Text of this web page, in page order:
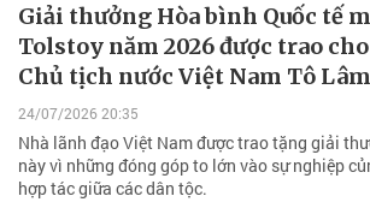
Giải thưởng Hòa bình Quốc tế
Tolstoy năm 2026 được trao
Chủ tịch nước Việt Nam Tô Lâm
24/07/2026 20:35
Nhà lãnh đạo Việt Nam được trao tặng giải
này vì những đóng góp to lớn vào sự nghiệp
hợp tác giữa các dân tộc.